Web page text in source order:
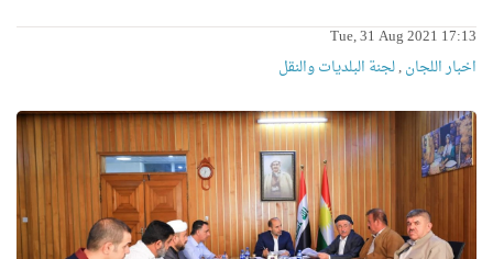
Tue, 31 Aug 2021 17:13
اخبار اللجان,لجنة البلديات والنقل